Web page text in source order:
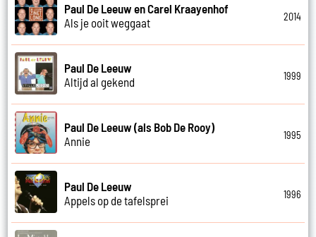
Paul De Leeuw en Carel Kraayenhof
Als je ooit weggaat
2014
Paul De Leeuw
Altijd al gekend
1999
Paul De Leeuw (als Bob De Rooy)
Annie
1995
Paul De Leeuw
Appels op de tafelsprei
1996